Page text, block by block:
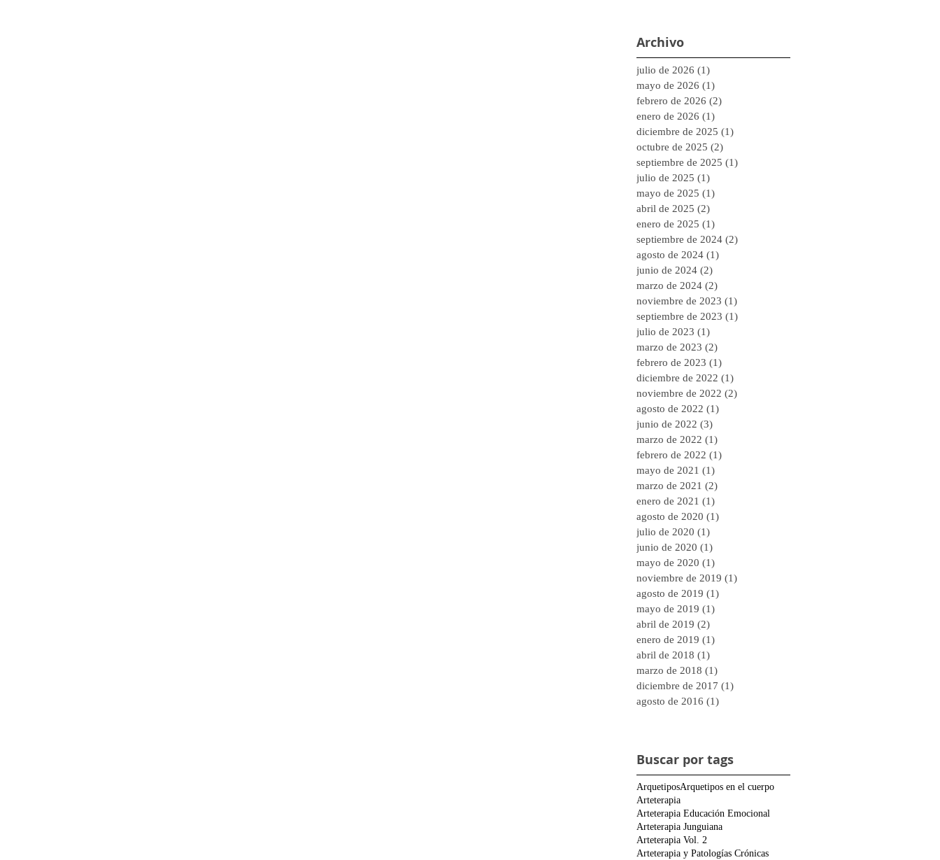
Archivo
julio de 2026 (1)
mayo de 2026 (1)
febrero de 2026 (2)
enero de 2026 (1)
diciembre de 2025 (1)
octubre de 2025 (2)
septiembre de 2025 (1)
julio de 2025 (1)
mayo de 2025 (1)
abril de 2025 (2)
enero de 2025 (1)
septiembre de 2024 (2)
agosto de 2024 (1)
junio de 2024 (2)
marzo de 2024 (2)
noviembre de 2023 (1)
septiembre de 2023 (1)
julio de 2023 (1)
marzo de 2023 (2)
febrero de 2023 (1)
diciembre de 2022 (1)
noviembre de 2022 (2)
agosto de 2022 (1)
junio de 2022 (3)
marzo de 2022 (1)
febrero de 2022 (1)
mayo de 2021 (1)
marzo de 2021 (2)
enero de 2021 (1)
agosto de 2020 (1)
julio de 2020 (1)
junio de 2020 (1)
mayo de 2020 (1)
noviembre de 2019 (1)
agosto de 2019 (1)
mayo de 2019 (1)
abril de 2019 (2)
enero de 2019 (1)
abril de 2018 (1)
marzo de 2018 (1)
diciembre de 2017 (1)
agosto de 2016 (1)
Buscar por tags
ArquetiposArquetipos en el cuerpo
Arteterapia
Arteterapia Educación Emocional
Arteterapia Junguiana
Arteterapia Vol. 2
Arteterapia y Patologías Crónicas